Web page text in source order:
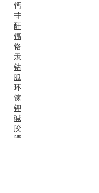
钙
苷
酐
镉
铬
汞
钴
胍
环
镓
钾
碱
胶
腈